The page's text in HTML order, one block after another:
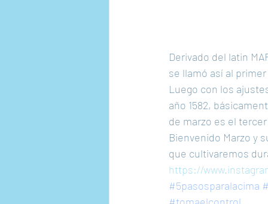
Derivado del latin
se llamó así al
Luego con los
año 1582,
de marzo es el
Bienvenido Marzo y
que cultivaremos
https://
#5pasosparalacima